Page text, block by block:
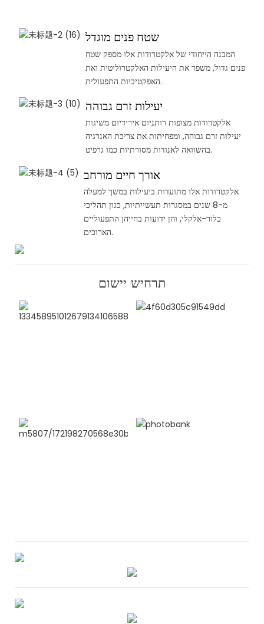
שטח פנים מוגדל
המבנה הייחודי של אלקטרודות אלו מספק שטח
פנים גדול, משפר את היעילות האלקטרוליטית ואת
האפקטיביות התפעולית.
יעילות זרם גבוהה
אלקטרודות מצופות רותניום אירידיום משיגות
יעילות זרם גבוהה, ומפחיתות את צריכת האנרגיה
בהשוואה לאנודות מסורתיות כמו גרפיט.
אורך חיים מורחב
אלקטרודות אלו מתועדות ביעילות במשך למעלה
מ-8 שנים במסגרות תעשייתיות, כגון תהליכי
כלור-אלקלי, והן ידועות בחייהן התפעוליים
הארוכים.
תרחיש יישום